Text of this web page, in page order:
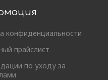
конфиденциальности
прайслист
по уходу за